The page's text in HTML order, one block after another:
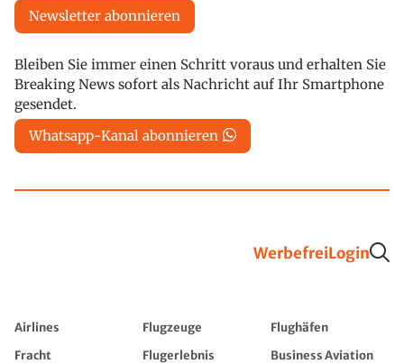
Newsletter abonnieren
Bleiben Sie immer einen Schritt voraus und erhalten Sie
Breaking News sofort als Nachricht auf Ihr Smartphone
gesendet.
Whatsapp-Kanal abonnieren
WerbefreiLogin
Airlines Flugzeuge
Flughäfen
Fracht
Flugerlebnis
Business Aviation